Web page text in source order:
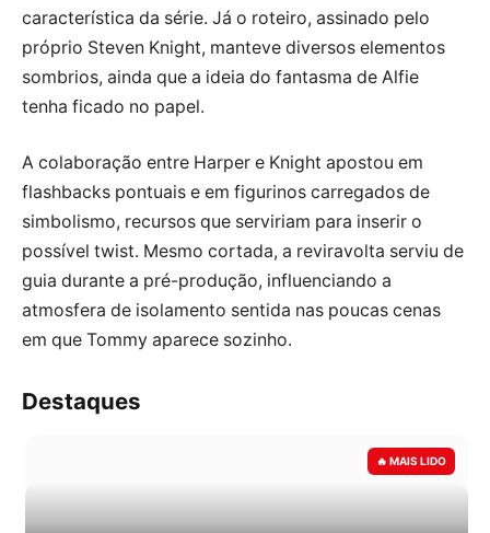
característica da série. Já o roteiro, assinado pelo
próprio Steven Knight, manteve diversos elementos
sombrios, ainda que a ideia do fantasma de Alfie
tenha ficado no papel.
A colaboração entre Harper e Knight apostou em
flashbacks pontuais e em figurinos carregados de
simbolismo, recursos que serviriam para inserir o
possível twist. Mesmo cortada, a reviravolta serviu de
guia durante a pré-produção, influenciando a
atmosfera de isolamento sentida nas poucas cenas
em que Tommy aparece sozinho.
Destaques